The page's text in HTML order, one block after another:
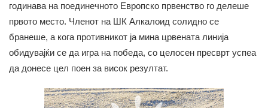
годинава на поединечното Европско првенство го делеше
првото место. Членот на ШК Алкалоид солидно се
бранеше, а кога противникот ја мина црвената линија
обидувајќи се да игра на победа, со целосен пресврт успеа
да донесе цел поен за висок резултат.